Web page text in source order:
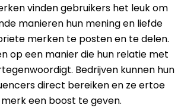
vinden gebruikers het leuk om
manieren hun mening en liefde
merken te posten en te delen.
op een manier die hun relatie met
Bedrijven kunnen hun
direct bereiken en ze ertoe
een boost te geven.